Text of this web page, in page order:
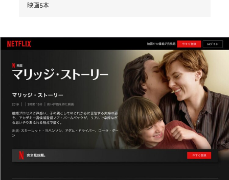
映画5本